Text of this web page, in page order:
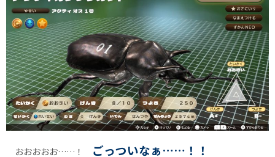
おおおおお……！ ごっついなぁ……！！